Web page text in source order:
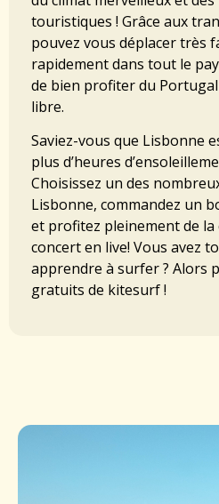
touristiques ! Grâce aux
pouvez vous déplacer très
rapidement dans tout le
de bien profiter du
libre.
Saviez-vous que Lisbonne
plus d’heures
Choisissez un des
Lisbonne, commandez un
et profitez pleinement de la
concert en live! Vous avez
apprendre à surfer ? Alors
gratuits de kitesurf !